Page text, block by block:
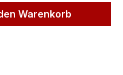
Warenkorb